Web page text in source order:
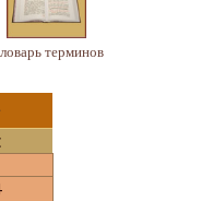
терминов